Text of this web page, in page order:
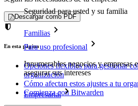
Seguridad para usted y su familia
Familias
Para uso profesional
Innumerables negocios y empresas
asegurar sus intereses
Empresarial
Descargar como PDF
En esta página
Opciones flexibles para gestionar
organización
Cómo afectan estos ajustes a tu
Comienza con Bitwarden